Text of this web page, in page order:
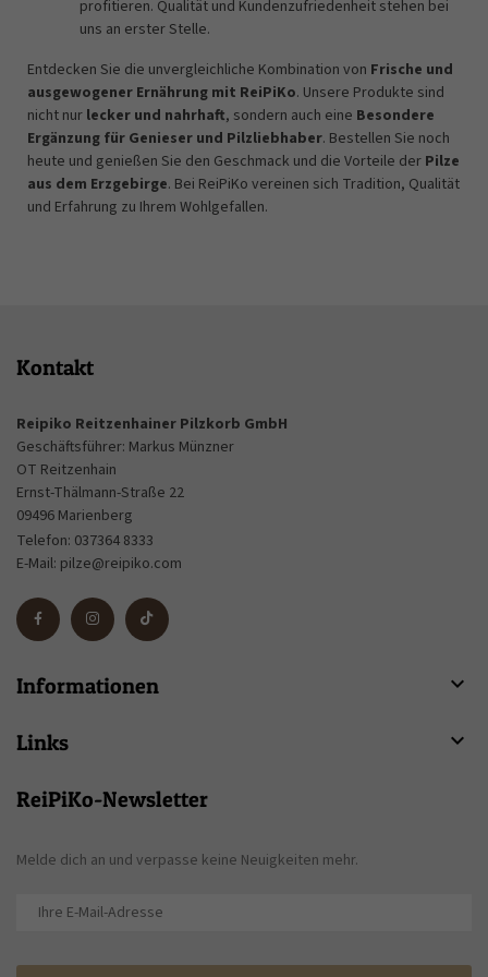
profitieren. Qualität und Kundenzufriedenheit stehen bei
uns an erster Stelle.
Entdecken Sie die unvergleichliche Kombination von Frische und
ausgewogener Ernährung mit ReiPiKo. Unsere Produkte sind
nicht nur lecker und nahrhaft, sondern auch eine Besondere
Ergänzung für Genieser und Pilzliebhaber. Bestellen Sie noch
heute und genießen Sie den Geschmack und die Vorteile der Pilze
aus dem Erzgebirge. Bei ReiPiKo vereinen sich Tradition, Qualität
und Erfahrung zu Ihrem Wohlgefallen.
Kontakt
Reipiko Reitzenhainer Pilzkorb GmbH
Geschäftsführer: Markus Münzner
OT Reitzenhain
Ernst-Thälmann-Straße 22
09496 Marienberg
Telefon: 037364 8333
E-Mail: pilze@reipiko.com
Informationen 
Links 
ReiPiKo-Newsletter
Melde dich an und verpasse keine Neuigkeiten mehr.